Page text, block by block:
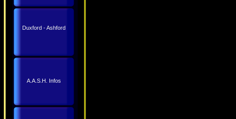
Duxford - Ashford
A.A.S.H. Infos